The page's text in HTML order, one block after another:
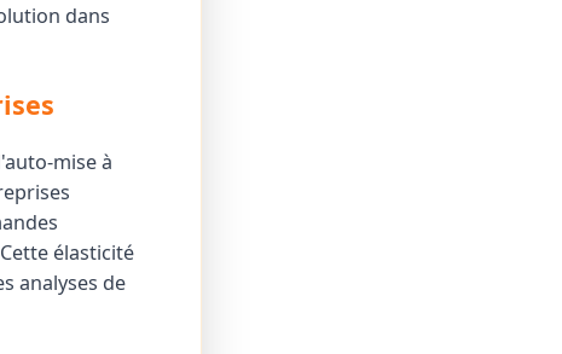
dans
mise à
élasticité
analyses de